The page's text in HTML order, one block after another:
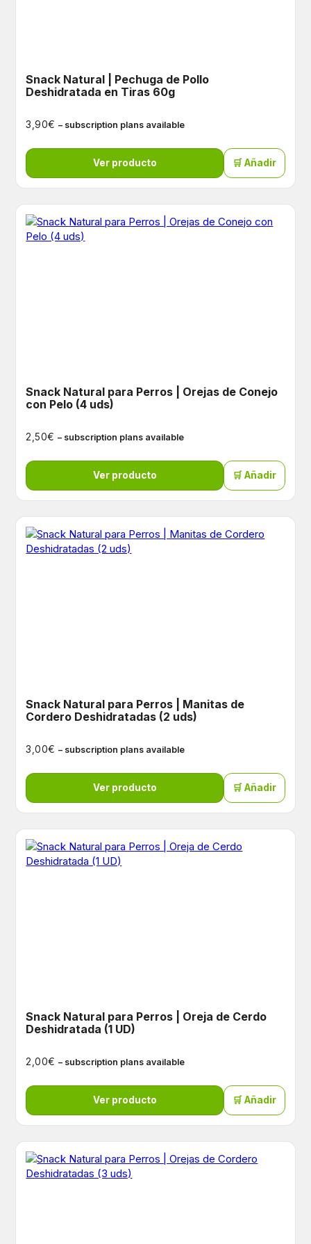
Snack Natural | Pechuga de Pollo
Deshidratada en Tiras 60g
3,90€ – subscription plans available
Ver producto 🛒 Añadir
Snack Natural para Perros | Orejas de Conejo
con Pelo (4 uds)
2,50€ – subscription plans available
Ver producto 🛒 Añadir
Snack Natural para Perros | Manitas de
Cordero Deshidratadas (2 uds)
3,00€ – subscription plans available
Ver producto 🛒 Añadir
Snack Natural para Perros | Oreja de Cerdo
Deshidratada (1 UD)
2,00€ – subscription plans available
Ver producto 🛒 Añadir